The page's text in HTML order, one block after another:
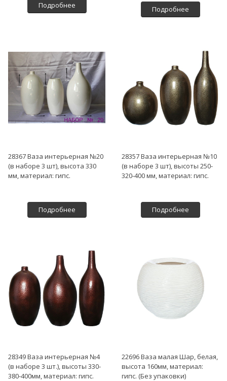
Подробнее Подробнее
28367 Ваза интерьерная №20
(в наборе 3 шт), высота 330
мм, материал: гипс.
Подробнее
28357 Ваза интерьерная №10
(в наборе 3 шт), высоты 250-
320-400 мм, материал: гипс.
Подробнее
28349 Ваза интерьерная №4
(в наборе 3 шт.), высоты 330-
380-400мм, материал: гипс.
22696 Ваза малая Шар, белая,
высота 160мм, материал:
гипс. (Без упаковки)